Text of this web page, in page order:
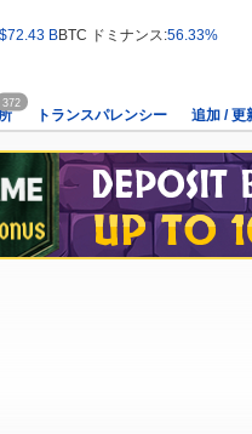
$72.43 BBTC ドミナンス:56.33%
372
トランスパレンシー 追加 / 更